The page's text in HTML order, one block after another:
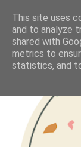
This site uses
and to analyze
shared with
metrics to
statistics, and